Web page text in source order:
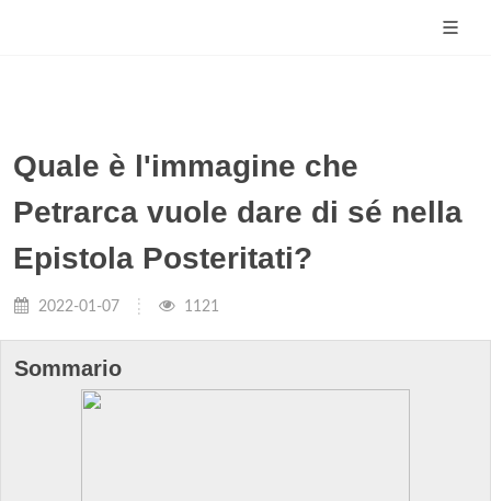
Quale è l'immagine che
Petrarca vuole dare di sé nella
Epistola Posteritati?
2022-01-07 1121
Sommario